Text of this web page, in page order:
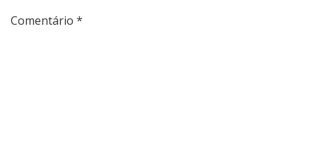
Comentário *